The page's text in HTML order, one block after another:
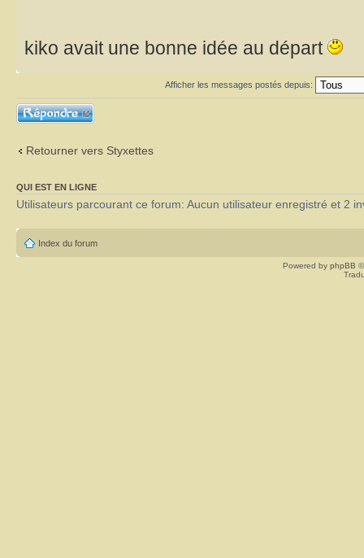
kiko avait une bonne idée au départ
Afficher les messages postés depuis:
Répondre
Retourner vers Styxettes
QUI EST EN LIGNE
Utilisateurs parcourant ce forum: Aucun utilisateur enregistré et 2
Index du forum
Powered by phpBB